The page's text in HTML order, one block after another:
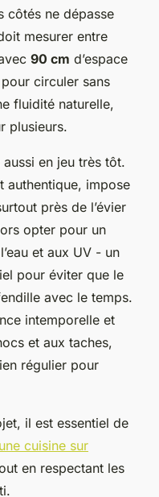
côtés ne dépasse
mesurer entre
90 cm d’espace
circuler sans
fluidité naturelle,
plusieurs.
en jeu très tôt.
authentique, impose
près de l’évier
opter pour un
et aux UV - un
pour éviter que le
avec le temps.
intemporelle et
et aux taches,
régulier pour
il est essentiel de
cuisine sur
en respectant les